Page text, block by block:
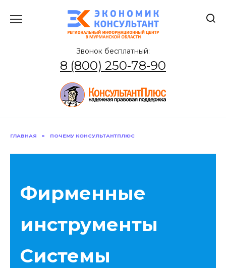
содержанию
Звонок бесплатный:
8 (800) 250-78-90
ГЛАВНАЯ » ПОЧЕМУ КОНСУЛЬТАНТПЛЮС
Фирменные
инструменты
Системы